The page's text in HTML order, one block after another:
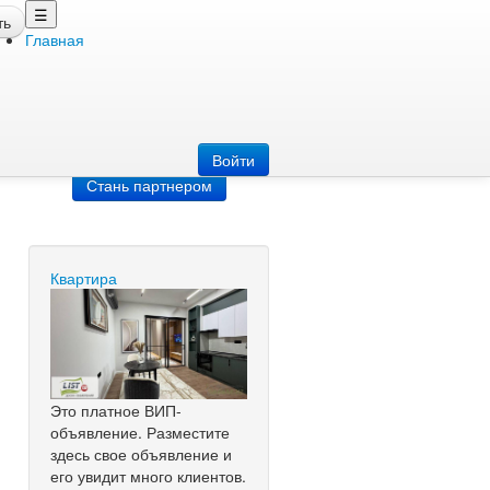
☰
Главная
Войти
Стань партнером
Квартира
Это платное ВИП-
объявление. Разместите
здесь свое объявление и
его увидит много клиентов.